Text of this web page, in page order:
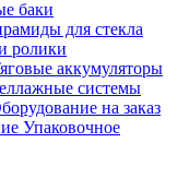
баки
для стекла
ролики
аккумуляторы
системы
на заказ
Упаковочное